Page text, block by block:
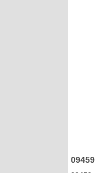
09459